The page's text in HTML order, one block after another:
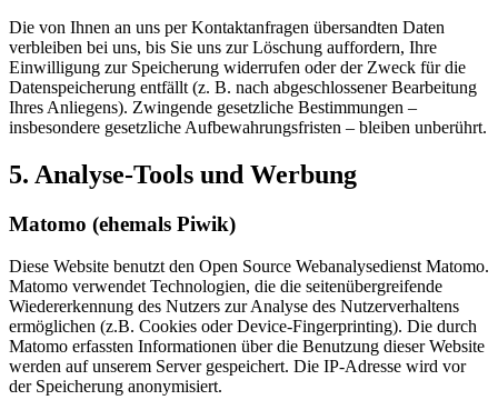
Die von Ihnen an uns per Kontaktanfragen übersandten Daten
verbleiben bei uns, bis Sie uns zur Löschung auffordern, Ihre
Einwilligung zur Speicherung widerrufen oder der Zweck für die
Datenspeicherung entfällt (z. B. nach abgeschlossener Bearbeitung
Ihres Anliegens). Zwingende gesetzliche Bestimmungen –
insbesondere gesetzliche Aufbewahrungsfristen – bleiben unberührt.
5. Analyse-Tools und Werbung
Matomo (ehemals Piwik)
Diese Website benutzt den Open Source Webanalysedienst Matomo.
Matomo verwendet Technologien, die die seitenübergreifende
Wiedererkennung des Nutzers zur Analyse des Nutzerverhaltens
ermöglichen (z.B. Cookies oder Device-Fingerprinting). Die durch
Matomo erfassten Informationen über die Benutzung dieser Website
werden auf unserem Server gespeichert. Die IP-Adresse wird vor
der Speicherung anonymisiert.